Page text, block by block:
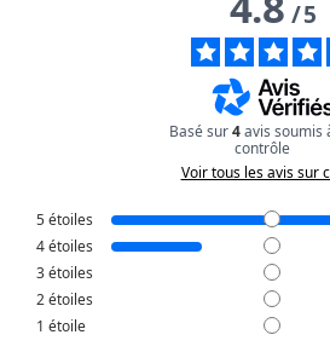
/5
Basé sur4avis soumis
contrôle
Voir tous les avis sur
5étoiles
4étoiles
3étoiles
2étoiles
1 étoile